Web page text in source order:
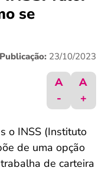
se
Publicação: 23/10/2023
A
-
A
+
o INSS (Instituto
de uma opção
de carteira